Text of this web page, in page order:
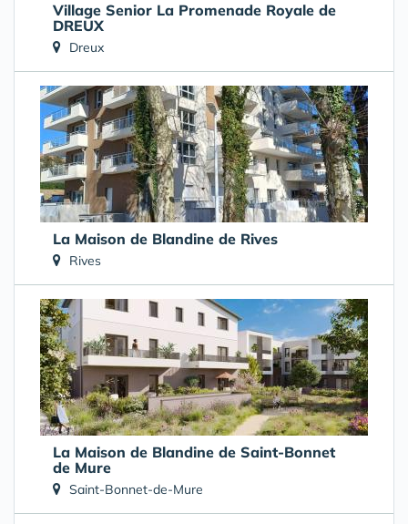
Village Senior La Promenade Royale de
DREUX
Dreux
La Maison de Blandine de Rives
Rives
La Maison de Blandine de Saint-Bonnet
de Mure
Saint-Bonnet-de-Mure